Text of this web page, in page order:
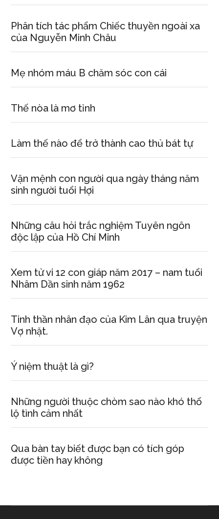
Phân tích tác phẩm Chiếc thuyền ngoài xa
của Nguyễn Minh Châu
Mẹ nhóm máu B chăm sóc con cái
Thế nòa là mơ tỉnh
Làm thế nào để trở thành cao thủ bát tự
Vận mệnh con người qua ngày tháng năm
sinh người tuổi Hợi
Những câu hỏi trắc nghiệm Tuyên ngôn
độc lập của Hồ Chí Minh
Xem tử vi 12 con giáp năm 2017 – nam tuổi
Nhâm Dần sinh năm 1962
Tinh thần nhân đạo của Kim Lân qua truyện
Vợ nhặt.
Ý niệm thuật là gì?
Những người thuộc chòm sao nào khó thổ
lộ tình cảm nhất
Qua bàn tay biết được bạn có tích góp
được tiền hay không